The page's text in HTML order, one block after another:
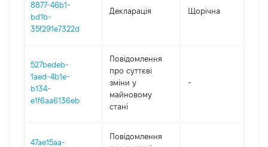
8877-46b1-
bd1b-
35f291e7322d
Декларація Щорічна
527bedeb-
1aed-4b1e-
b134-
e1f6aa6136eb
Повідомлення
про суттєві
зміни y
майновому
стані
-
47ae15aa-
Повідомлення